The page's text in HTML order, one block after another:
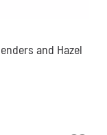
and Hazel